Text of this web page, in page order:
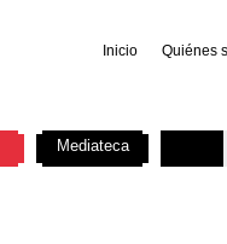
Inicio Quiénes
Mediateca